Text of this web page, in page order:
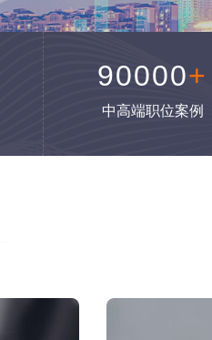
90000+
中高端职位案例